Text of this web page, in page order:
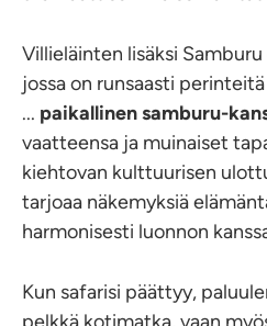
Villieläinten lisäksi
jossa on runsaasti
... paikallinen samburu-
vaatteensa ja muinaiset
kiehtovan kulttuurisen
tarjoaa näkemyksiä
harmonisesti luonnon
Kun safarisi päättyy,